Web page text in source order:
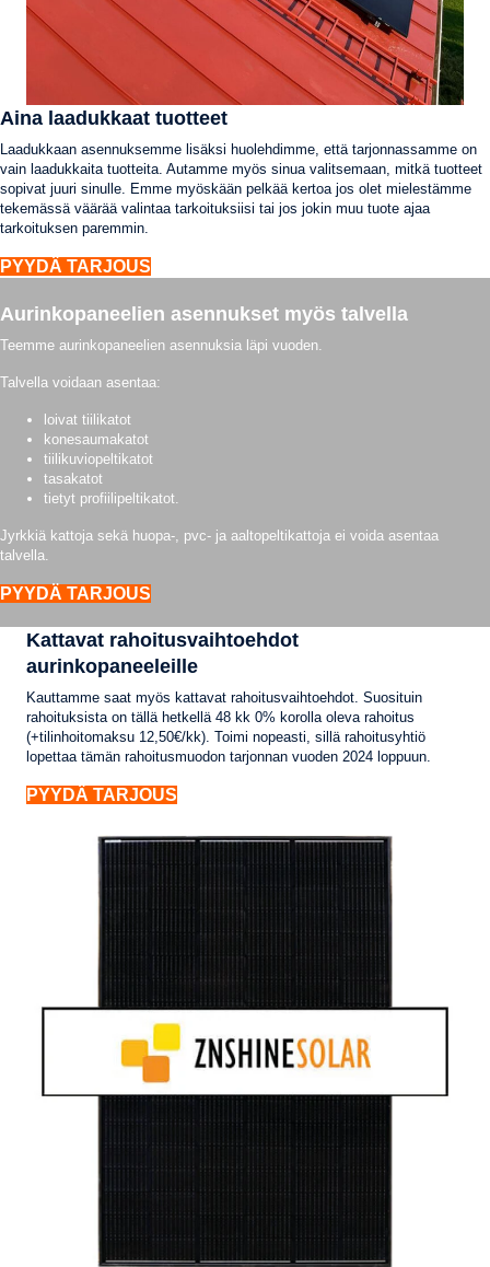
Aina laadukkaat tuotteet
Laadukkaan asennuksemme lisäksi huolehdimme, että tarjonnassamme on
vain laadukkaita tuotteita. Autamme myös sinua valitsemaan, mitkä tuotteet
sopivat juuri sinulle. Emme myöskään pelkää kertoa jos olet mielestämme
tekemässä väärää valintaa tarkoituksiisi tai jos jokin muu tuote ajaa
tarkoituksen paremmin.
PYYDÄ TARJOUS
Aurinkopaneelien asennukset myös talvella
Teemme aurinkopaneelien asennuksia läpi vuoden.
Talvella voidaan asentaa:
loivat tiilikatot
konesaumakatot
tiilikuviopeltikatot
tasakatot
tietyt profiilipeltikatot.
Jyrkkiä kattoja sekä huopa-, pvc- ja aaltopeltikattoja ei voida asentaa
talvella.
PYYDÄ TARJOUS
Kattavat rahoitusvaihtoehdot
aurinkopaneeleille
Kauttamme saat myös kattavat rahoitusvaihtoehdot. Suosituin
rahoituksista on tällä hetkellä 48 kk 0% korolla oleva rahoitus
(+tilinhoitomaksu 12,50€/kk). Toimi nopeasti, sillä rahoitusyhtiö
lopettaa tämän rahoitusmuodon tarjonnan vuoden 2024 loppuun.
PYYDÄ TARJOUS